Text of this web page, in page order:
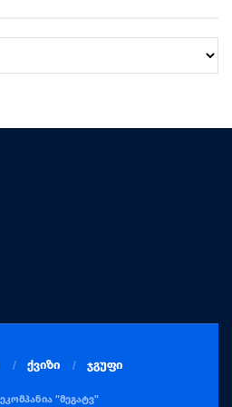
ქვიზი ჯგუფი
"მეგატვ"